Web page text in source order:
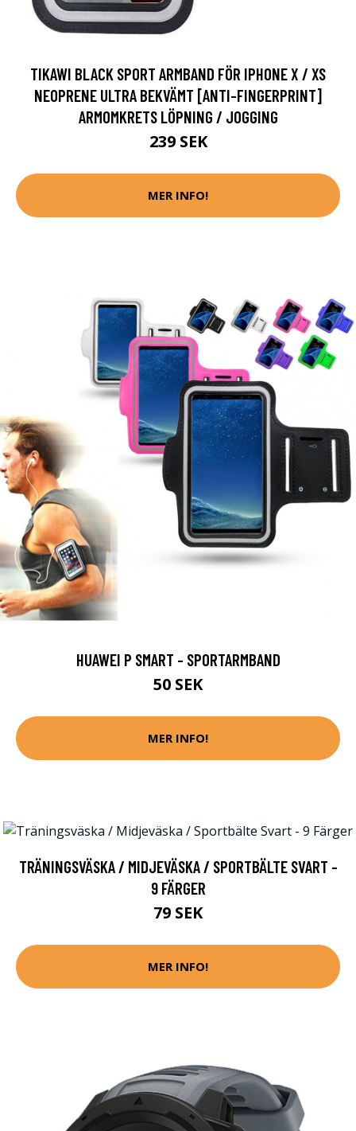
TIKAWI BLACK SPORT ARMBAND FÖR IPHONE X / XS
NEOPRENE ULTRA BEKVÄMT [ANTI-FINGERPRINT]
ARMOMKRETS LÖPNING / JOGGING
239 SEK
MER INFO!
HUAWEI P SMART - SPORTARMBAND
50 SEK
MER INFO!
TRÄNINGSVÄSKA / MIDJEVÄSKA / SPORTBÄLTE SVART -
9 FÄRGER
79 SEK
MER INFO!